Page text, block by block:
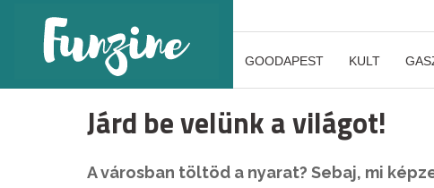
GOODAPEST KULT
Járd be velünk a világot!
A városban töltöd a nyarat? Sebaj, mi